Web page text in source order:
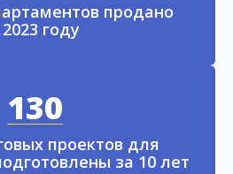
продано
году
130
проектов для
за 10 лет